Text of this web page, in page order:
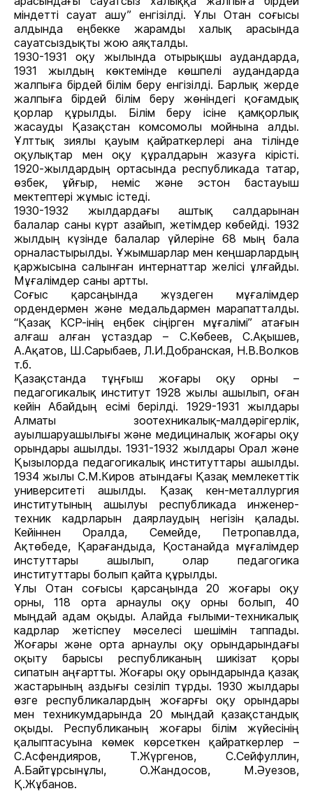
міндетті сауат ашу” енгізілді. Ұлы Отан соғысы
алдында еңбекке жарамды халық арасында
сауатсыздықты жою аяқталды.
1930-1931 оқу жылында отырықшы аудандарда,
1931 жылдың көктемінде көшпелі аудандарда
жалпыға бірдей білім беру енгізілді. Барлық жерде
жалпыға бірдей білім беру жөніндегі қоғамдық
қорлар құрылды. Білім беру ісіне қамқорлық
жасауды Қазақстан комсомолы мойнына алды.
Ұлттық зиялы қауым қайраткерлері ана тілінде
оқулықтар мен оқу құралдарын жазуға кірісті.
1920-жылдардың ортасында республикада татар,
өзбек, ұйғыр, неміс жəне эстон бастауыш
мектептері жұмыс істеді.
1930-1932 жылдардағы аштық салдарынан
балалар саны күрт азайып, жетімдер көбейді. 1932
жылдың күзінде балалар үйлеріне 68 мың бала
орналастырылды. Ұжымшарлар мен кеңшарлардың
қаржысына салынған интернаттар желісі ұлғайды.
Мұғалімдер саны артты.
Соғыс қарсаңында жүздеген мұғалімдер
ордендермен және медальдармен марапатталды.
“Қазақ КСР-інің еңбек сіңірген мұғалімі” атағын
алғаш алған ұстаздар – С.Көбеев, С.Ақышев,
А.Ақатов, Ш.Сарыбаев, Л.И.Добранская, Н.В.Волков
т.б.
Қазақстанда тұңғыш жоғары оқу орны –
педагогикалық институт 1928 жылы ашылып, оған
кейін Абайдың есімі берілді. 1929-1931 жылдары
Алматы зоотехникалық-малдəрігерлік,
ауылшаруашылығы және медициналық жоғары оқу
орындары ашылды. 1931-1932 жылдары Орал жəне
Қызылорда педагогикалық институттары ашылды.
1934 жылы С.М.Киров атындағы Қазақ мемлекеттік
университеті ашылды. Қазақ кен-металлургия
институтының ашылуы республикада инженер-
техник кадрларын даярлаудың негізін қалады.
Кейіннен Оралда, Семейде, Петропавлда,
Ақтөбеде, Қарағандыда, Қостанайда мұғалімдер
инстуттары ашылып, олар педагогика
институттары болып қайта құрылды.
Ұлы Отан соғысы қарсаңында 20 жоғары оқу
орны, 118 орта арнаулы оқу орны болып, 40
мыңдай адам оқыды. Алайда ғылыми-техникалық
кадрлар жетіспеу мәселесі шешімін таппады.
Жоғары және орта арнаулы оқу орындарындағы
оқыту барысы республиканың шикізат қоры
сипатын аңғартты. Жоғары оқу орындарында қазақ
жастарының аздығы сезіліп тұрды. 1930 жылдары
өзге республикалардың жоғарғы оқу орындары
мен техникумдарында 20 мыңдай қазақстандық
оқыды. Республиканың жоғары білім жүйесінің
қалыптасуына көмек көрсеткен қайраткерлер –
С.Асфендияров, Т.Жүргенов, С.Сейфуллин,
А.Байтұрсынұлы, О.Жандосов, М.Əуезов,
Қ.Жұбанов.